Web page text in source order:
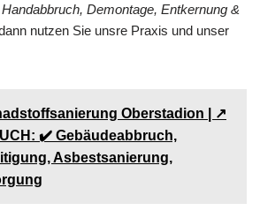
Demontage, Entkernung &
nutzen Sie unsre Praxis und unser
Oberstadion | ↗️
✔️ Gebäudeabbruch,
Asbestsanierung,